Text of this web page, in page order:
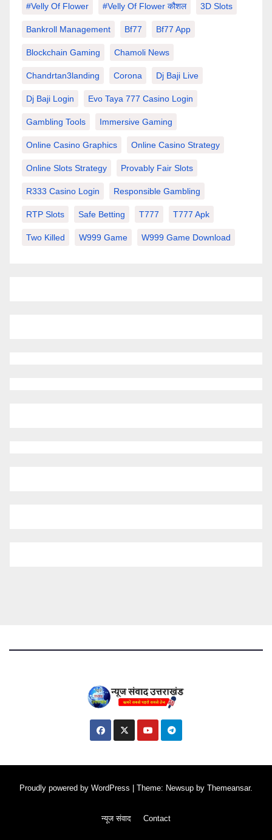
#velly Of Flower #velly Of Flower कौशल 3D Slots
Bankroll Management Bf77 Bf77 App
Blockchain Gaming Chamoli News
Chandrtan3landing Corona Dj Baji Live
Dj Baji Login Evo Taya 777 Casino Login
Gambling Tools Immersive Gaming
Online Casino Graphics Online Casino Strategy
Online Slots Strategy Provably Fair Slots
R333 Casino Login Responsible Gambling
RTP Slots Safe Betting T777 T777 Apk
Two Killed W999 Game W999 Game Download
Proudly powered by WordPress Theme: Newsup by Themeansar.
न्यूज संवाद Contact